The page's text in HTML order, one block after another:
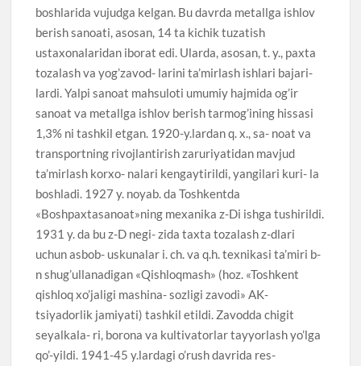
boshlarida vujudga kelgan. Bu davrda metallga ishlov
berish sanoati, asosan, 14 ta kichik tuzatish
ustaxonalaridan iborat edi. Ularda, asosan, t. y., paxta
tozalash va yog’zavod- larini ta’mirlash ishlari bajari-
lardi. Yalpi sanoat mahsuloti umumiy hajmida og’ir
sanoat va metallga ishlov berish tarmog’ining hissasi
1,3% ni tashkil etgan. 1920-y.lardan q. x., sa- noat va
transportning rivojlantirish zaruriyatidan mavjud
ta’mirlash korxo- nalari kengaytirildi, yangilari kuri- la
boshladi. 1927 y. noyab. da Toshkentda
«Boshpaxtasanoat»ning mexanika z-Di ishga tushirildi.
1931 y. da bu z-D negi- zida taxta tozalash z-dlari
uchun asbob- uskunalar i. ch. va q.h. texnikasi ta’miri b-
n shug’ullanadigan «Qishloqmash» (hoz. «Toshkent
qishloq xo’jaligi mashina- sozligi zavodi» AK-
tsiyadorlik jamiyati) tashkil etildi. Zavodda chigit
seyalkala- ri, borona va kultivatorlar tayyorlash yo’lga
qo’-yildi. 1941-45 y.lardagi o’rush davrida res-